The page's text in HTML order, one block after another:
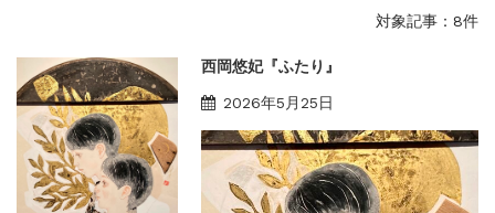
対象記事：8件
西岡悠妃『ふたり』
2026年5月25日